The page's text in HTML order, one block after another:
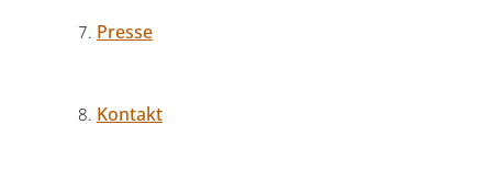
Presse
Kontakt